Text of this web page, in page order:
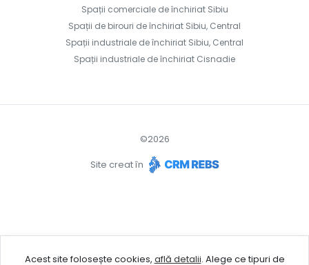
Spații comerciale de închiriat Sibiu
Spații de birouri de închiriat Sibiu, Central
Spații industriale de închiriat Sibiu, Central
Spații industriale de închiriat Cisnadie
©2026
Site creat în
Acest site folosește cookies, află detalii. Alege ce tipuri de